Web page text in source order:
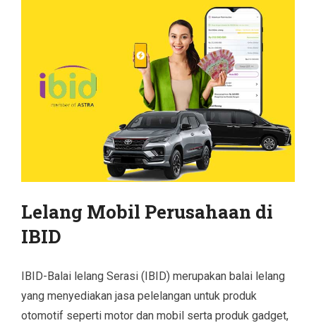
Lelang Mobil Perusahaan di
IBID
IBID-Balai lelang Serasi (IBID) merupakan balai lelang
yang menyediakan jasa pelelangan untuk produk
otomotif seperti motor dan mobil serta produk gadget,